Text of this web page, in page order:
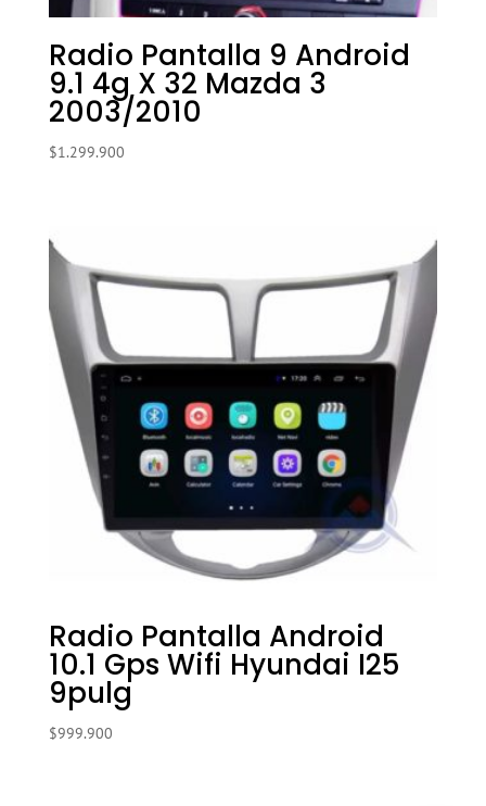
Radio Pantalla 9 Android
9.1 4g X 32 Mazda 3
2003/2010
$1.299.900
Radio Pantalla Android
10.1 Gps Wifi Hyundai I25
9pulg
$999.900